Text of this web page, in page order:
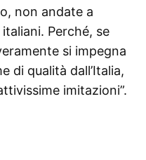
non andate a
Perché, se
si impegna
di qualità dall’Italia,
imitazioni”.